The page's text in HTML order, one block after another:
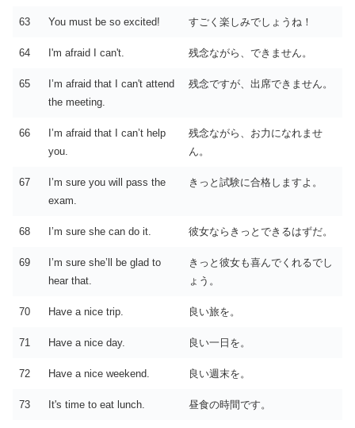
63 You must be so excited! すごく楽しみでしょうね！
64 I'm afraid I can't. 残念ながら、できません。
65
I’m afraid that I can't attend
the meeting.
残念ですが、出席できません。
66
I’m afraid that I can’t help
you.
残念ながら、お力になれませ
ん。
67
I’m sure you will pass the
exam.
きっと試験に合格しますよ。
68 I’m sure she can do it. 彼女ならきっとできるはずだ。
69
I’m sure she’ll be glad to
hear that.
きっと彼女も喜んでくれるでし
ょう。
70 Have a nice trip. 良い旅を。
71 Have a nice day. 良い一日を。
72 Have a nice weekend. 良い週末を。
73 It's time to eat lunch. 昼食の時間です。